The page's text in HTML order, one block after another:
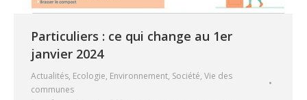
Particuliers : ce qui change au 1er
janvier 2024
Actualités, Ecologie, Environnement, Société, Vie des
communes